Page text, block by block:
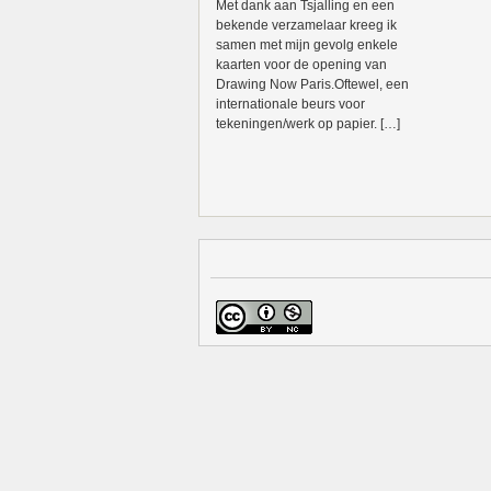
Met dank aan Tsjalling en een
bekende verzamelaar kreeg ik
samen met mijn gevolg enkele
kaarten voor de opening van
Drawing Now Paris.Oftewel, een
internationale beurs voor
tekeningen/werk op papier. […]